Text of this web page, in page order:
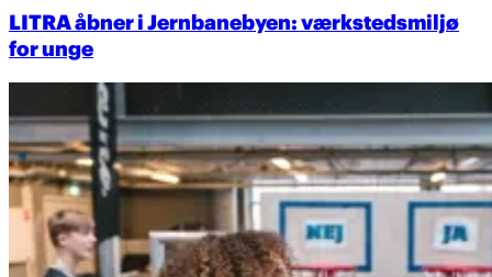
LITRA åbner i Jernbanebyen: værkstedsmiljø
for unge